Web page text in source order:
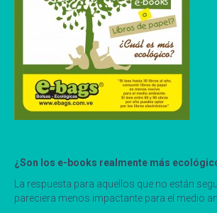
¿Son los e-books realmente más
La respuesta para aquellos que no están
pareciera menos impactante para el medio